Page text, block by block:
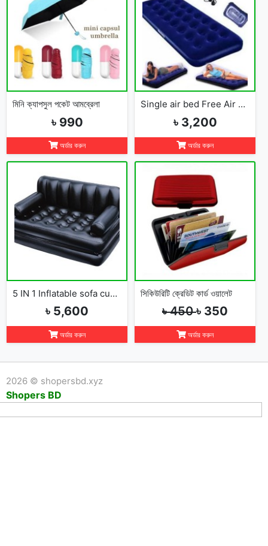
মিনি ক্যাপসুল পকেট আমব্রেলা
৳ 990
অর্ডার করুন
Single air bed Free Air Pumper
৳ 3,200
অর্ডার করুন
5 IN 1 Inflatable sofa cum bed
৳ 5,600
অর্ডার করুন
সিকিউরিটি ক্রেডিট কার্ড ওয়ালেট
৳ 450৳ 350
অর্ডার করুন
2026 © shopersbd.xyz
Shopers BD